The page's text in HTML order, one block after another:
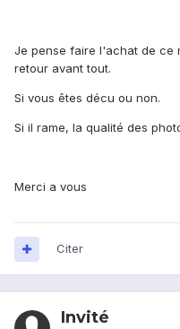
Je pense faire l'achat de ce
retour avant tout.
Si vous êtes décu ou non.
Si il rame, la qualité des
Merci a vous
Citer
Invité